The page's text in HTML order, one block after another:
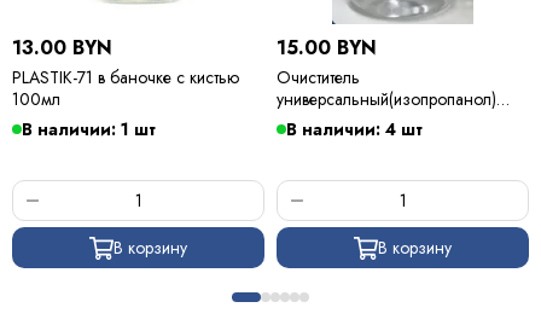
13.00 BYN
PLASTIK-71 в баночке с кистью
100мл
В наличии: 1 шт
В корзину
15.00 BYN
Очиститель
универсальный(изопропанол)
500мл
В наличии: 4 шт
В корзину